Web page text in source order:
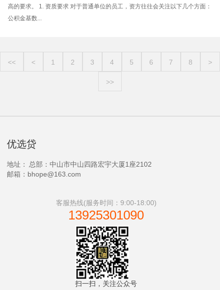
高的要求。 1. 资质要求 对于普通单位的员工，资方往往会关注以下几个方面：
公积金基数...
<< < 1 2 3 4 5 6 7 8 >
>>
优选贷
地址：
总部：中山市中山四路宏宇大厦1座2102
邮箱：bhope@163.com
客服热线(服务时间：9:00-18:00)
13925301090
扫一扫，关注公众号